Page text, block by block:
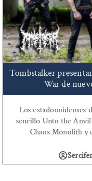
Tombstalker
War de
Los estadounidenses
sencillo Unto the
Chaos Monolith y